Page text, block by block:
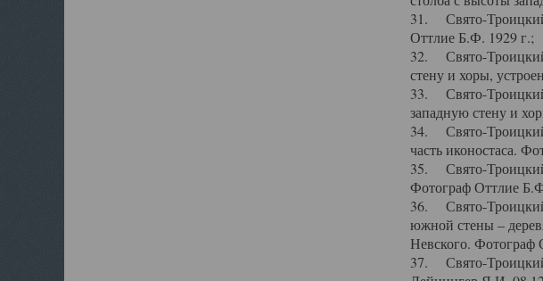
31. Свято-Троицкий
Оттлие Б.Ф. 1929 г.;
32. Свято-Троицкий
стену и хоры,
33. Свято-Троицкий
западную стену и
34. Свято-Троицкий
часть иконостаса.
35. Свято-Троицкий
Фотограф Оттлие
36. Свято-Троицкий
южной стены –
Невского. Фотограф
37. Свято-Троицкий